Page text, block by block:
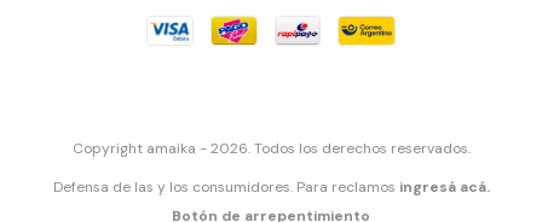
Copyright amaika - 2026. Todos los derechos reservados.
Defensa de las y los consumidores. Para reclamos ingresá acá.
Botón de arrepentimiento